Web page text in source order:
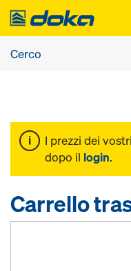
I prezzi dei
dopo il login.
Carrello